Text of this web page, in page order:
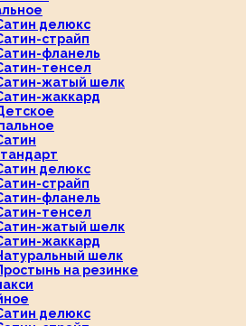
делюкс
страйп
фланель
тенсел
жатый шелк
жаккард
делюкс
страйп
фланель
тенсел
жатый шелк
жаккард
шелк
на резинке
делюкс